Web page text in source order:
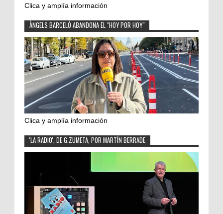
Clica y amplía información
ÀNGELS BARCELÓ ABANDONA EL "HOY POR HOY"
Clica y amplía información
'LA RADIO', DE G.ZUMETA, POR MARTÍN BERRADE